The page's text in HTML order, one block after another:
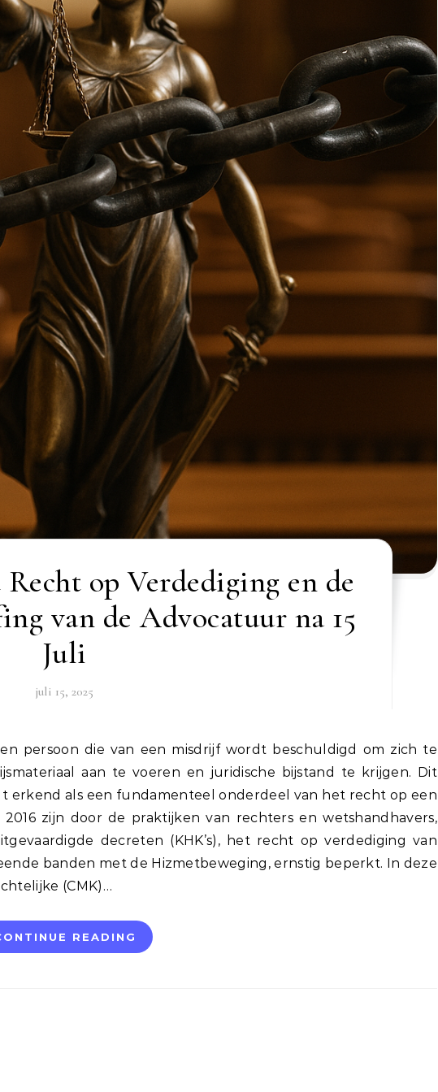
op Verdediging en de
van de Advocatuur na 15
Juli
juli 15, 2025
aan te voeren en juridische bijstand te krijgen. Dit
als een fundamenteel onderdeel van het recht op een
zijn door de praktijken van rechters en wetshandhavers,
decreten (KHK’s), het recht op verdediging van
banden met de Hizmetbeweging, ernstig beperkt. In deze
(CMK)…
READING